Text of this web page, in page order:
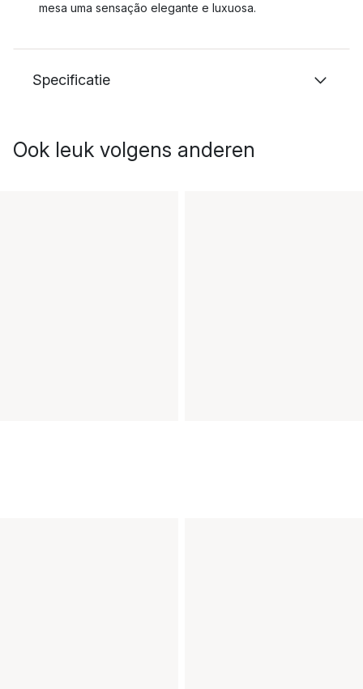
mesa uma sensação elegante e luxuosa.
Specificatie
Ook leuk volgens anderen